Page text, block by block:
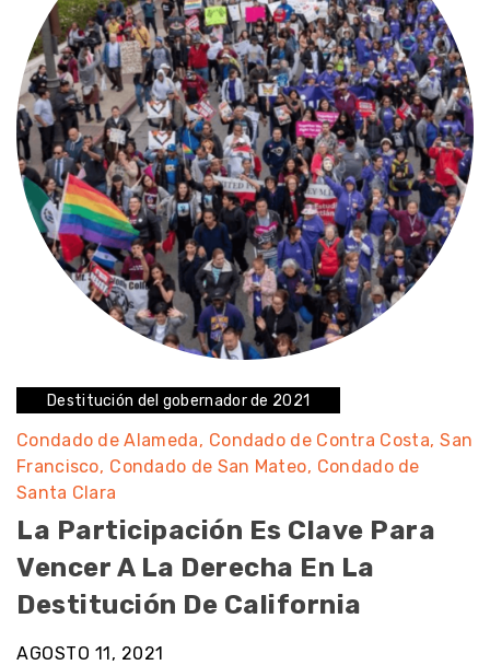
Destitución del gobernador de 2021
Condado de Alameda Condado de Contra Costa San
Francisco Condado de San Mateo Condado de
Santa Clara
La Participación Es Clave Para
Vencer A La Derecha En La
Destitución De California
AGOSTO 11, 2021